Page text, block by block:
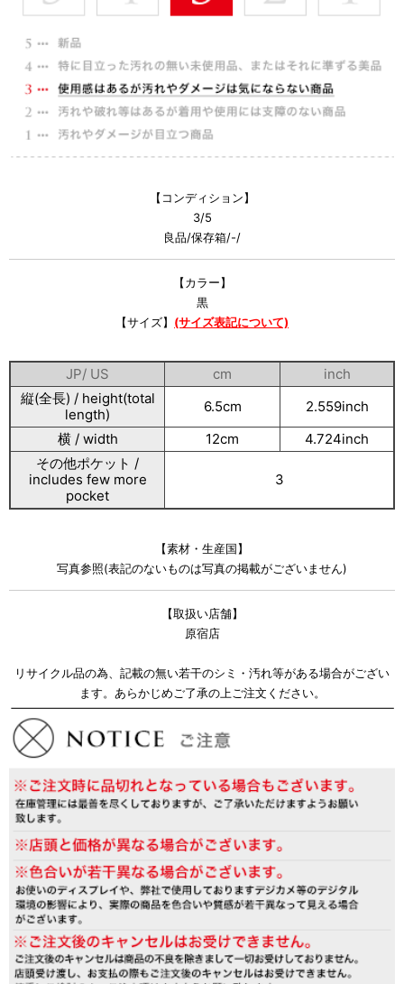
【コンディション】
3/5
良品/保存箱/-/
【カラー】
黒
【サイズ】 (サイズ表記について)
JP/ US cm
inch
縦(全長) / height(total
length)
6.5cm
2.559inch
横 / width
12cm
4.724inch
その他ポケット /
includes few more
pocket
3
【素材・生産国】
写真参照(表記のないものは写真の掲載がございません)
【取扱い店舗】
原宿店
リサイクル品の為、記載の無い若干のシミ・汚れ等がある場合がござい
ます。あらかじめご了承の上ご注文ください。